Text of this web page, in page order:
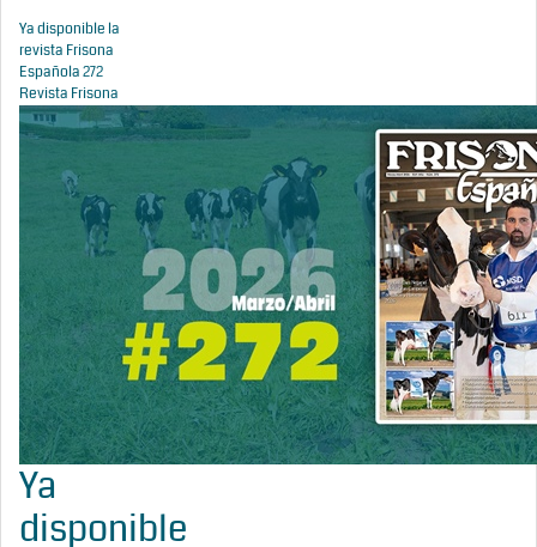
Ya disponible la
revista Frisona
Española 272
Revista Frisona
Ya
disponible